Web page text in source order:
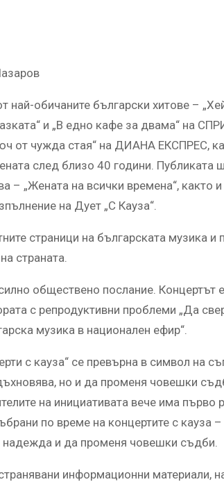
обичаните български хитове –
и „В едно кафе за двама“ на
от чужда стая“ на ДИАНА ЕКСПРЕС,
след близо 40 години. Публиката
– „Жената на всички времена“, както и
на Дует „С Кауза“.
страници на българската музика и
страната.
обществено послание. Концертът
с репродуктивни проблеми „Да
музика в национален ефир“.
с кауза“ се превърна в символ на
но и да променя човешки
на инициативата вече има първо
по време на концертите с кауза
и да променя човешки съдби.
информационни материали,